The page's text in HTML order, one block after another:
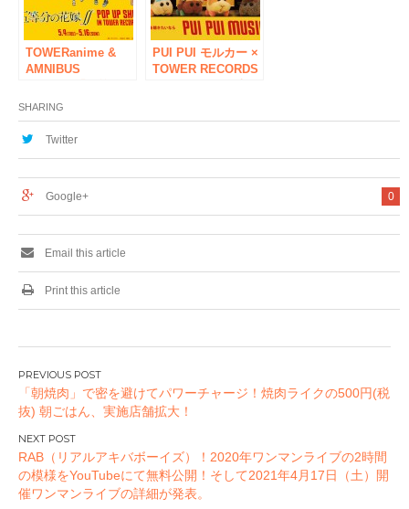
TOWERanime &
AMNIBUS
花嫁∬ POP UP
SHOP in TOWER
RECORDS」を開
PUI PUI モルカー ×
TOWER RECORDS
『PUI PUI MUSIC』
SHARING
Twitter
0
Google+
Email this article
Print this article
投
稿
ナ
ビ
ゲ
ー
「朝焼肉」で密を避けてパワーチャージ！焼肉ライクの500円(税
抜) 朝ごはん、実施店舗拡大！
RAB（リアルアキバボーイズ）！2020年ワンマンライブの2時間
の模様をYouTubeにて無料公開！そして2021年4月17日（土）開
催ワンマンライブの詳細が発表。